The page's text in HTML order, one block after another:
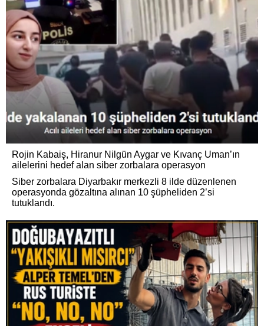
Rojin Kabaiş, Hiranur Nilgün Aygar ve Kıvanç Uman’ın
ailelerini hedef alan siber zorbalara operasyon
Siber zorbalara Diyarbakır merkezli 8 ilde düzenlenen
operasyonda gözaltına alınan 10 şüpheliden 2’si
tutuklandı.